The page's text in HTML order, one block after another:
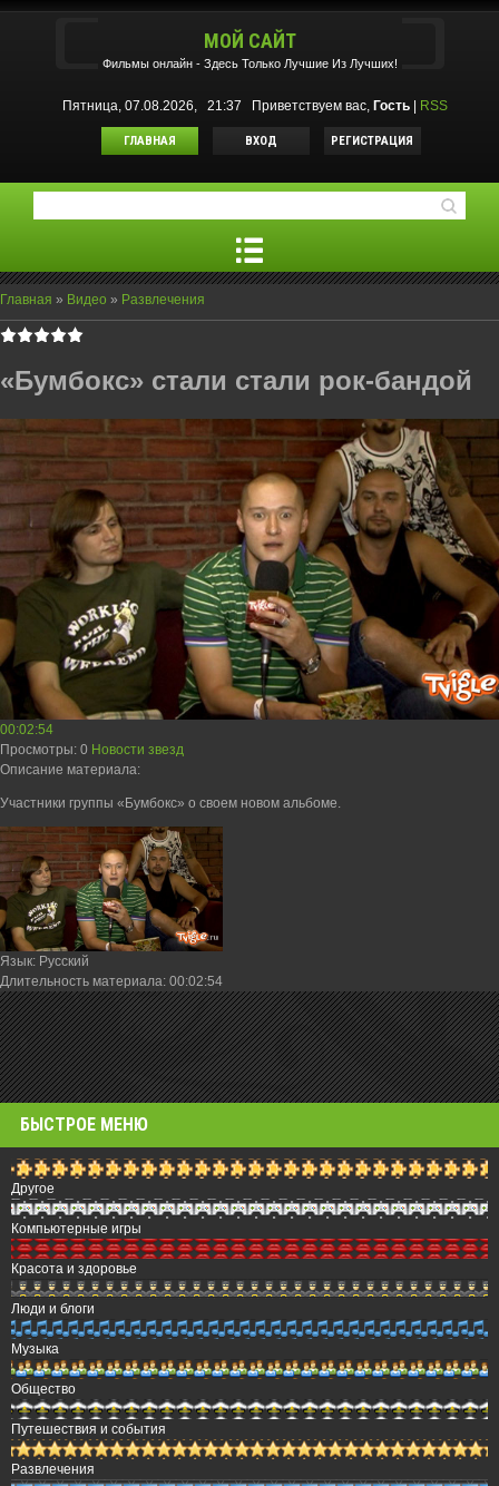
МОЙ САЙТ
Фильмы oнлайн - Здесь Только Лучшие Из Лучших!
Пятница, 07.08.2026, 21:37 Приветствуем вас, Гость RSS
ГЛАВНАЯ ВХОД РЕГИСТРАЦИЯ
Главная » Видео » Развлечения
«Бумбокс» стали стали рок-бандой
00:02:54
Просмотры: 0 Новости звезд
Описание материала:
Участники группы «Бумбокс» о своем новом альбоме.
Язык: Русский
Длительность материала: 00:02:54
БЫСТРОЕ МЕНЮ
Другое
Компьютерные игры
Красота и здоровье
Люди и блоги
Музыка
Общество
Путешествия и события
Развлечения